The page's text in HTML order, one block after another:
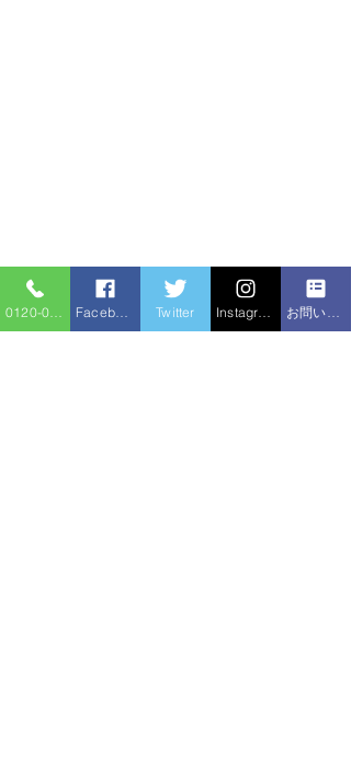
Twitter